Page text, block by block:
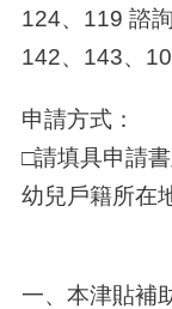
124、119 諮
142、143、
申請方式：
□請填具申請
幼兒戶籍所在
一、本津貼補